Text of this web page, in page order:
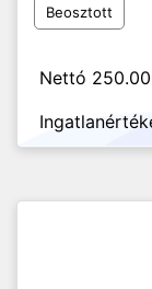
Beosztott
Nettó